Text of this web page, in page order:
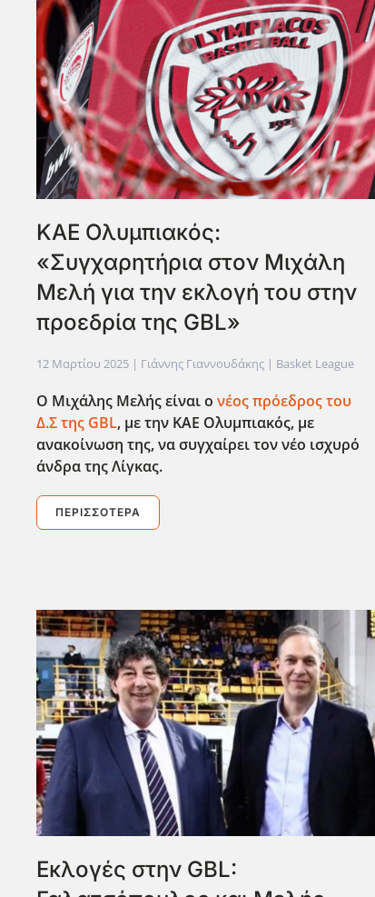
ΚΑΕ Ολυμπιακός:
«Συγχαρητήρια στον Μιχάλη
Μελή για την εκλογή του στην
προεδρία της GBL»
12 Μαρτίου 2025 | Γιάννης Γιαννουδάκης | Basket League
Ο Μιχάλης Μελής είναι ονέος πρόεδρος του
Δ.Σ της GBL, με την ΚΑΕ Ολυμπιακός, με
ανακοίνωση της, να συγχαίρει τον νέο ισχυρό
άνδρα της Λίγκας.
ΠΕΡΙΣΣΌΤΕΡΑ
Eκλογές στην GBL: